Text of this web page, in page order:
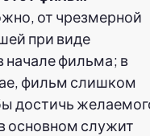
от чрезмерной
при виде
фильма; в
фильм слишком
достичь
основном служит